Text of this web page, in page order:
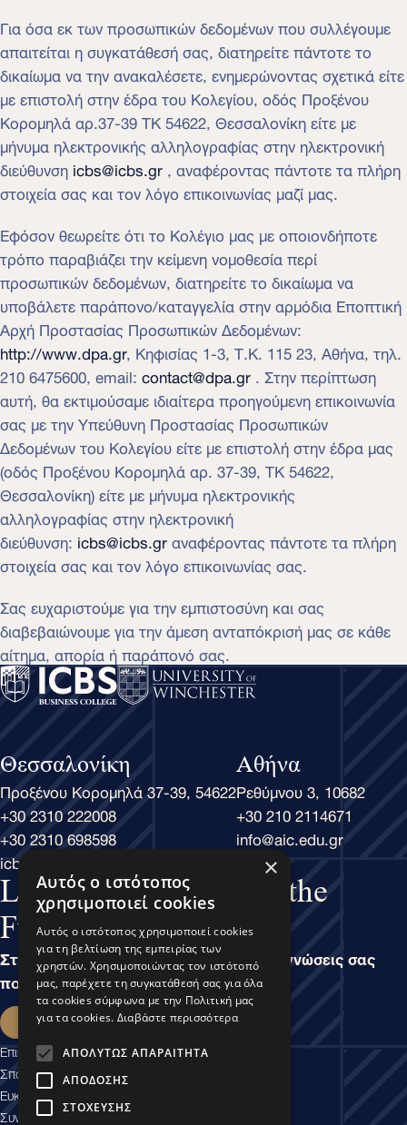
Για όσα εκ των προσωπικών δεδομένων που συλλέγουμε
απαιτείται η συγκατάθεσή σας, διατηρείτε πάντοτε το
δικαίωμα να την ανακαλέσετε, ενημερώνοντας σχετικά είτε
με επιστολή στην έδρα του Κολεγίου, οδός Προξένου
Κορομηλά αρ.37-39 ΤΚ 54622, Θεσσαλονίκη είτε με
μήνυμα ηλεκτρονικής αλληλογραφίας στην ηλεκτρονική
διεύθυνσηicbs@icbs.gr, αναφέροντας πάντοτε τα πλήρη
στοιχεία σας και τον λόγο επικοινωνίας μαζί μας.
Εφόσον θεωρείτε ότι το Κολέγιο μας με οποιονδήποτε
τρόπο παραβιάζει την κείμενη νομοθεσία περί
προσωπικών δεδομένων, διατηρείτε το δικαίωμα να
υποβάλετε παράπονο/καταγγελία στην αρμόδια Εποπτική
Αρχή Προστασίας Προσωπικών Δεδομένων:
http://www.dpa.gr, Κηφισίας 1-3, Τ.Κ. 115 23, Αθήνα, τηλ.
210 6475600, email:contact@dpa.gr. Στην περίπτωση
αυτή, θα εκτιμούσαμε ιδιαίτερα προηγούμενη επικοινωνία
σας με την Υπεύθυνη Προστασίας Προσωπικών
Δεδομένων του Κολεγίου είτε με επιστολή στην έδρα μας
(οδός Προξένου Κορομηλά αρ. 37-39, ΤΚ 54622,
Θεσσαλονίκη) είτε με μήνυμα ηλεκτρονικής
αλληλογραφίας στην ηλεκτρονική
διεύθυνση: icbs@icbs.grαναφέροντας πάντοτε τα πλήρη
στοιχεία σας και τον λόγο επικοινωνίας σας.
Σας ευχαριστούμε για την εμπιστοσύνη και σας
διαβεβαιώνουμε για την άμεση ανταπόκρισή μας σε κάθε
αίτημα, απορία ή παράπονό σας.
Θεσσαλονίκη
Προξένου Κορομηλά 37-39, 54622
+30 2310 222008
+30 2310 698598
icbs@icbs.gr
Αθήνα
Ρεθύμνου 3, 10682
+30 210 2114671
info@aic.edu.gr
Learn Business, Lead the
Future
Στην άσκηση του Μάνατζμεντ, είναι οι γνώσεις σας
που καθορίζουν τις δυνατότητές σας.
Εκδήλωση ενδιαφέροντος
Επικοινωνία
Σπουδαστικές Υπηρεσίες
Ευκαιρίες Καριέρας
Συνεργασίες Εμπιστοσύνης
×
Αυτός ο ιστότοπος
χρησιμοποιεί cookies
Αυτός ο ιστότοπος χρησιμοποιεί cookies
για τη βελτίωση της εμπειρίας των
χρηστών. Χρησιμοποιώντας τον ιστότοπό
μας, παρέχετε τη συγκατάθεσή σας για όλα
τα cookies σύμφωνα με την Πολιτική μας
για τα cookies. Διαβάστε περισσότερα
ΑΠΟΛΎΤΩΣ ΑΠΑΡΑΊΤΗΤΑ
ΑΠΌΔΟΣΗΣ
ΣΤΌΧΕΥΣΗΣ